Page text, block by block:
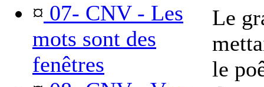
¤ 07- CNV - Les
mots sont des
fenêtres
Le
le